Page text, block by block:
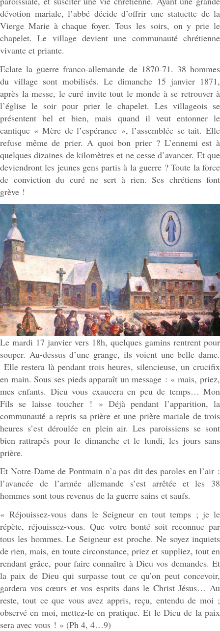
dévotion mariale, l’abbé décide d’offrir une statuette de la
Vierge Marie à chaque foyer. Tous les soirs, on y prie le
chapelet. Le village devient une communauté chrétienne
vivante et priante.
Eclate la guerre franco-allemande de 1870-71. 38 hommes
du village sont mobilisés. Le dimanche 15 janvier 1871,
après la messe, le curé invite tout le monde à se retrouver à
l’église le soir pour prier le chapelet. Les villageois se
présentent bel et bien, mais quand il veut entonner le
cantique « Mère de l’espérance », l’assemblée se tait. Elle
refuse même de prier. A quoi bon prier ? L’ennemi est à
quelques dizaines de kilomètres et ne cesse d’avancer. Et que
deviendront les jeunes gens partis à la guerre ? Toute la force
de conviction du curé ne sert à rien. Ses chrétiens font
grève !
Le mardi 17 janvier vers 18h, quelques gamins rentrent pour
souper. Au-dessus d’une grange, ils voient une belle dame.
Elle restera là pendant trois heures, silencieuse, un crucifix
en main. Sous ses pieds apparaît un message : « mais, priez,
mes enfants. Dieu vous exaucera en peu de temps… Mon
Fils se laisse toucher ! » Déjà pendant l’apparition, la
communauté a repris sa prière et une prière mariale de trois
heures s’est déroulée en plein air. Les paroissiens se sont
bien rattrapés pour le dimanche et le lundi, les jours sans
prière.
Et Notre-Dame de Pontmain n’a pas dit des paroles en l’air :
l’avancée de l’armée allemande s’est arrêtée et les 38
hommes sont tous revenus de la guerre sains et saufs.
« Réjouissez-vous dans le Seigneur en tout temps ; je le
répète, réjouissez-vous. Que votre bonté soit reconnue par
tous les hommes. Le Seigneur est proche. Ne soyez inquiets
de rien, mais, en toute circonstance, priez et suppliez, tout en
rendant grâce, pour faire connaître à Dieu vos demandes. Et
la paix de Dieu qui surpasse tout ce qu’on peut concevoir,
gardera vos cœurs et vos esprits dans le Christ Jésus… Au
reste, tout ce que vous avez appris, reçu, entendu de moi ;
observé en moi, mettez-le en pratique. Et le Dieu de la paix
sera avec vous ! » (Ph 4, 4…9)